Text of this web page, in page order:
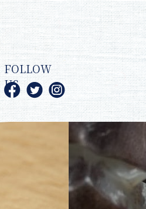
FOLLOW
US